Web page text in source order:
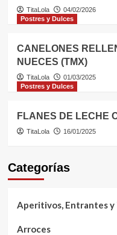
TitaLola
04/02/2026
Postres y Dulces
CANELONES
NUECES (TMX)
TitaLola
01/03/2025
Postres y Dulces
FLANES DE LECHE
TitaLola 16/01/2025
Categorías
Aperitivos, Entrantes y
Arroces